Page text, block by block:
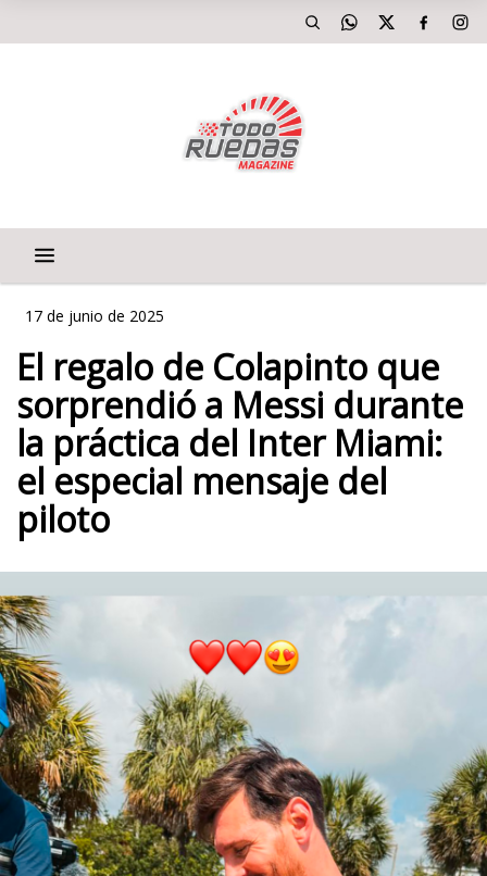
17 de junio de 2025
El regalo de Colapinto que
sorprendió a Messi durante
la práctica del Inter Miami:
el especial mensaje del
piloto